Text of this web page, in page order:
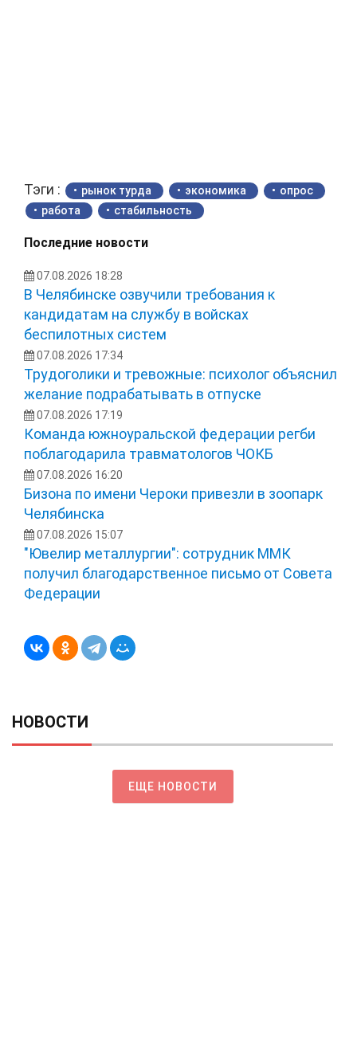
Тэги : рынок турда экономика
опрос
работа
стабильность
Последние новости
07.08.2026 18:28
В Челябинске озвучили требования к
кандидатам на службу в войсках
беспилотных систем
07.08.2026 17:34
Трудоголики и тревожные: психолог объяснил
желание подрабатывать в отпуске
07.08.2026 17:19
Команда южноуральской федерации регби
поблагодарила травматологов ЧОКБ
07.08.2026 16:20
Бизона по имени Чероки привезли в зоопарк
Челябинска
07.08.2026 15:07
"Ювелир металлургии": сотрудник ММК
получил благодарственное письмо от Совета
Федерации
НОВОСТИ
ЕЩЕ НОВОСТИ